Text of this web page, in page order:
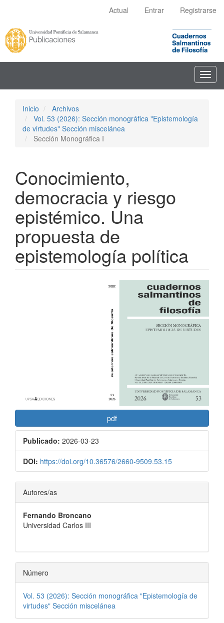
principal
Barra
lateral
Actual Entrar Registrarse
Inicio
Archivos
Vol. 53 (2026): Sección monográfica "Epistemología
de virtudes" Sección miscelánea
Sección Monográfica I
Conocimiento,
democracia y riesgo
epistémico. Una
propuesta de
epistemología política
pdf
Publicado: 2026-03-23
DOI: https://doi.org/10.36576/2660-9509.53.15
Contenido
principal
del
Autores/as
Fernando Broncano
Universidad Carlos III
Número
Vol. 53 (2026): Sección monográfica "Epistemología de
virtudes" Sección miscelánea